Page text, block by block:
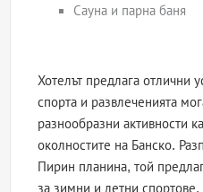
Сауна и парна баня
Хотелът предлага отлични
спорта и развлеченията
разнообразни активности
околностите на Банско.
Пирин планина, той
за зимни и летни